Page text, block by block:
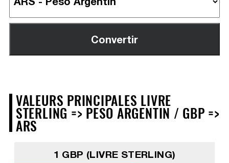
VALEURS PRINCIPALES LIVRE
STERLING => PESO ARGENTIN / GBP =>
ARS
1 GBP (LIVRE STERLING)